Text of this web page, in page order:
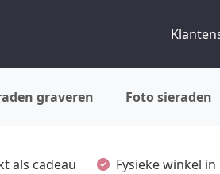
graveren Foto sieraden
als cadeau Fysieke winkel